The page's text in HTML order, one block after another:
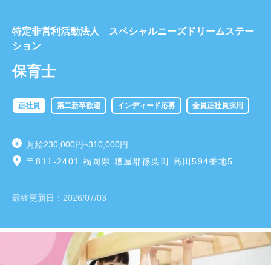
特定非営利活動法人 スペシャルニーズドリームステー
ション
保育士
正社員 第二新卒歓迎 インディード応募 全員正社員採用
月給230,000円~310,000円
〒811-2401 福岡県 糟屋郡篠栗町 高田594番地5
最終更新日： 2026/07/03